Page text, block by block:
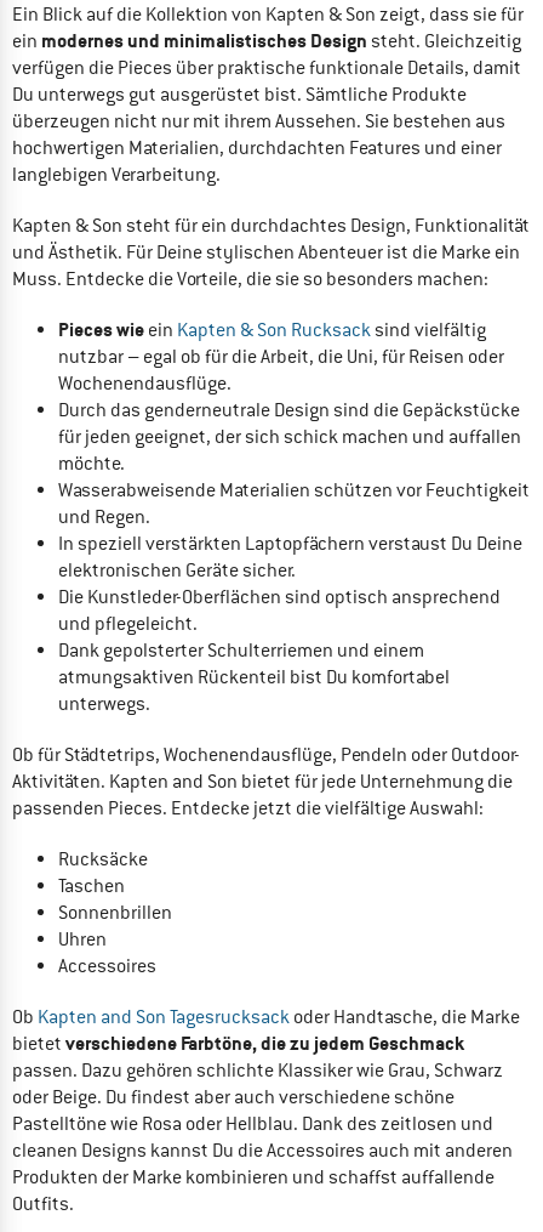
Ein Blick auf die Kollektion von Kapten & Son zeigt, dass sie für
ein modernes und minimalistisches Design steht. Gleichzeitig
verfügen die Pieces über praktische funktionale Details, damit
Du unterwegs gut ausgerüstet bist. Sämtliche Produkte
überzeugen nicht nur mit ihrem Aussehen. Sie bestehen aus
hochwertigen Materialien, durchdachten Features und einer
langlebigen Verarbeitung.
Kapten & Son steht für ein durchdachtes Design, Funktionalität
und Ästhetik. Für Deine stylischen Abenteuer ist die Marke ein
Muss. Entdecke die Vorteile, die sie so besonders machen:
Pieces wieein Kapten & Son Rucksacksind vielfältig
nutzbar – egal ob für die Arbeit, die Uni, für Reisen oder
Wochenendausflüge.
Durch das genderneutrale Design sind die Gepäckstücke
für jeden geeignet, der sich schick machen und auffallen
möchte.
Wasserabweisende Materialien schützen vor Feuchtigkeit
und Regen.
In speziell verstärkten Laptopfächern verstaust Du Deine
elektronischen Geräte sicher.
Die Kunstleder-Oberflächen sind optisch ansprechend
und pflegeleicht.
Dank gepolsterter Schulterriemen und einem
atmungsaktiven Rückenteil bist Du komfortabel
unterwegs.
Ob für Städtetrips, Wochenendausflüge, Pendeln oder Outdoor-
Aktivitäten. Kapten and Son bietet für jede Unternehmung die
passenden Pieces. Entdecke jetzt die vielfältige Auswahl:
Rucksäcke
Taschen
Sonnenbrillen
Uhren
Accessoires
Ob Kapten and Son Tagesrucksack oder Handtasche, die Marke
bietet verschiedene Farbtöne, die zu jedem Geschmack
passen. Dazu gehören schlichte Klassiker wie Grau, Schwarz
oder Beige. Du findest aber auch verschiedene schöne
Pastelltöne wie Rosa oder Hellblau. Dank des zeitlosen und
cleanen Designs kannst Du die Accessoires auch mit anderen
Produkten der Marke kombinieren und schaffst auffallende
Outfits.